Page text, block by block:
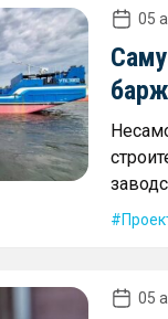
05
05